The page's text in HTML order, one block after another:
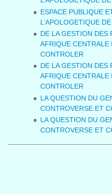
ESPACE PUBLIQUE
L’APOLOGETIQUE
DE LA GESTION DES
AFRIQUE CENTRALE
CONTROLER
DE LA GESTION DES
AFRIQUE CENTRALE
CONTROLER
LA QUESTION DU
CONTROVERSE ET
LA QUESTION DU
CONTROVERSE ET